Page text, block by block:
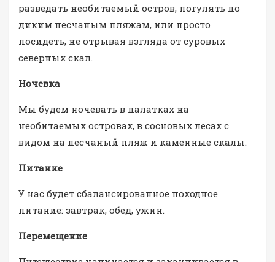
разведать необитаемый остров, погулять по
диким песчаным пляжам, или просто
посидеть, не отрывая взгляда от суровых
северных скал.
Ночевка
Мы будем ночевать в палатках на
необитаемых островах, в сосновых лесах с
видом на песчаный пляж и каменные скалы.
Питание
У нас будет сбалансированное походное
питание: завтрак, обед, ужин.
Перемещение